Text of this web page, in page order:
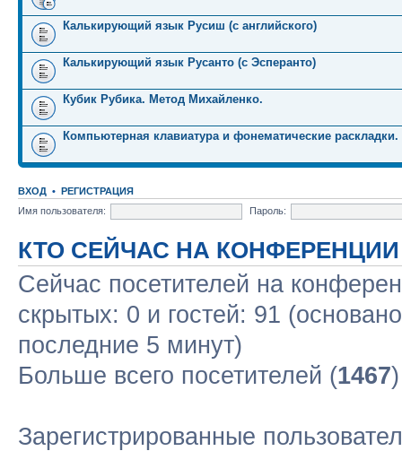
Калькирующий язык Русиш (с английского)
Калькирующий язык Русанто (с Эсперанто)
Кубик Рубика. Метод Михайленко.
Компьютерная клавиатура и фонематические раскладки.
ВХОД • РЕГИСТРАЦИЯ
Имя пользователя:
Пароль:
КТО СЕЙЧАС НА КОНФЕРЕНЦИИ
Сейчас посетителей на
скрытых: 0 и гостей: 91
последние 5 минут)
Больше всего посетителей (1467
Зарегистрированные